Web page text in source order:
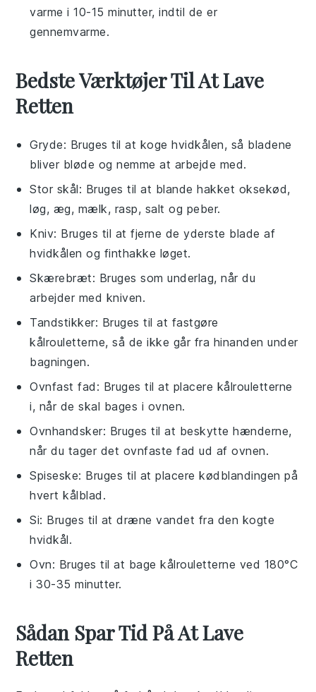
varme i 10-15 minutter, indtil de er
gennemvarme.
Bedste Værktøjer Til At Lave
Retten
Gryde: Bruges til at koge hvidkålen, så bladene
bliver bløde og nemme at arbejde med.
Stor skål: Bruges til at blande hakket oksekød,
løg, æg, mælk, rasp, salt og peber.
Kniv: Bruges til at fjerne de yderste blade af
hvidkålen og finthakke løget.
Skærebræt: Bruges som underlag, når du
arbejder med kniven.
Tandstikker: Bruges til at fastgøre
kålrouletterne, så de ikke går fra hinanden under
bagningen.
Ovnfast fad : Bruges til at placere kålrouletterne
i, når de skal bages i ovnen.
Ovnhandsker: Bruges til at beskytte hænderne,
når du tager det ovnfaste fad ud af ovnen.
Spiseske: Bruges til at placere kødblandingen på
hvert kålblad.
Si: Bruges til at dræne vandet fra den kogte
hvidkål.
Ovn: Bruges til at bage kålrouletterne ved 180°C
i 30-35 minutter.
Sådan Spar Tid På At Lave
Retten